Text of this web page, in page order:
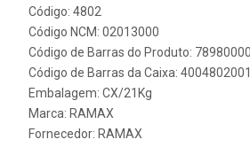
Código: 4802
Código NCM: 02013000
Código de Barras do Produto:
Código de Barras da Caixa:
Embalagem: CX/21Kg
Marca: RAMAX
Fornecedor: RAMAX